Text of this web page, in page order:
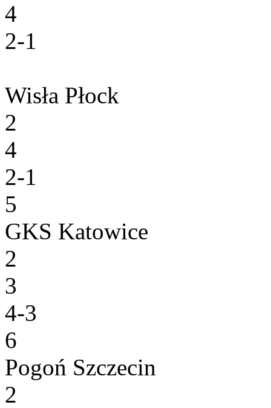
4
2-1
Wisła Płock
2
4
2-1
5
GKS Katowice
2
3
4-3
6
Pogoń Szczecin
2